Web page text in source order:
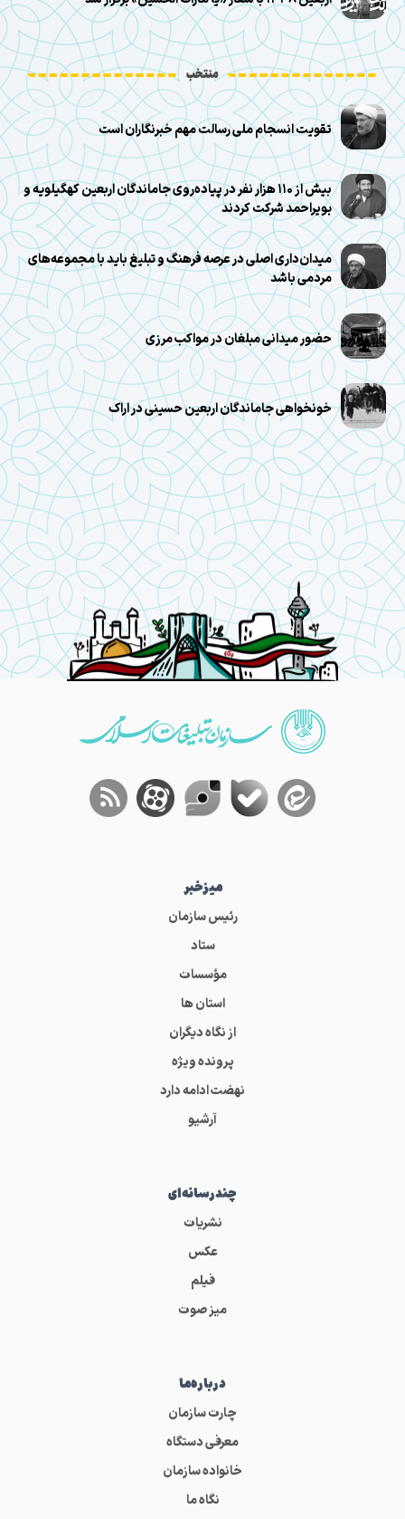
منتخب
تقویت انسجام ملی رسالت مهم خبرنگاران است
بیش از ۱۱۰ هزار نفر در پیاده‌روی جاماندگان اربعین کهگیلویه و
بویراحمد شرکت کردند
میدان‌داری اصلی در عرصه فرهنگ و تبلیغ باید با مجموعه‌های
مردمی باشد
حضور میدانی مبلغان در مواکب مرزی
خونخواهی جاماندگان اربعین حسینی در اراک
میز‌خبر
رئیس سازمان
ستاد
مؤسسات
استان ها
از نگاه دیگران
پرونده ویژه
نهضت ادامه دارد
آرشیو
چندرسانه‌ای
نشریات
عکس
فیلم
میز صوت
درباره‌ما
چارت سازمان
معرفی دستگاه
خانواده سازمان
نگاه ما